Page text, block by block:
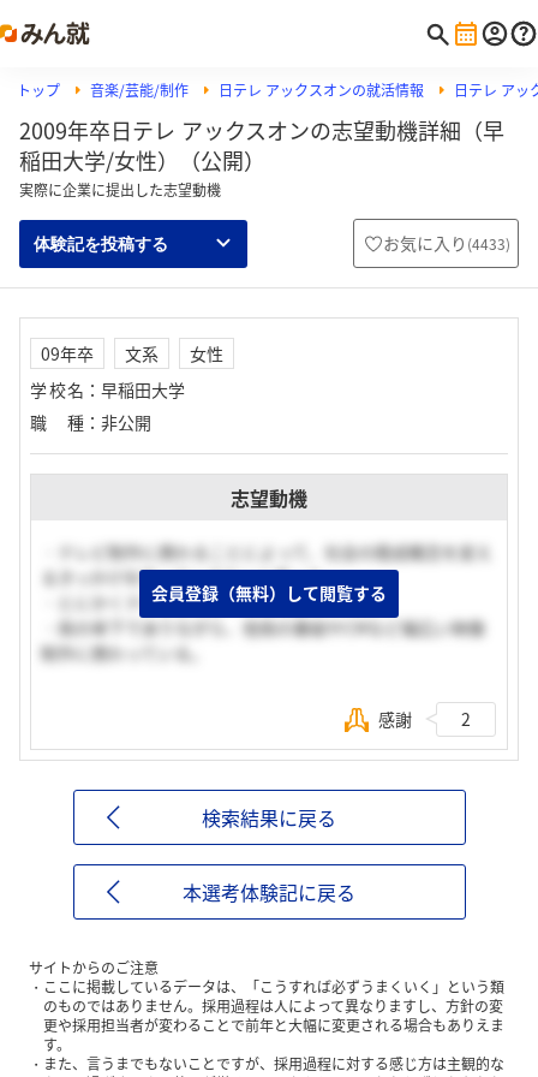
トップ 音楽/芸能/制作 日テレ アックスオンの就活情報 日テレ アッ
2009年卒日テレ アックスオンの志望動機詳細（早
稲田大学/女性）（公開）
実際に企業に提出した志望動機
体験記を投稿する お気に入り (4433)
09年卒 文系
女性
学校名 ： 早稲田大学
職種 ： 非公開
志望動機
・テレビ制作に携わることによって、社会の既成概念を変え
るきっかけを作っていきたいと思った。
・とにかくテレビが大好きだった。
・局の傘下でありながら、他局の番組やCMなど幅広い映像
制作に携わっている。
会員登録（無料）して閲覧する
感謝 2
検索結果に戻る
本選考体験記に戻る
サイトからのご注意
ここに掲載しているデータは、「こうすれば必ずうまくいく」という類
のものではありません。採用過程は人によって異なりますし、方針の変
更や採用担当者が変わることで前年と大幅に変更される場合もありえま
す。
また、言うまでもないことですが、採用過程に対する感じ方は主観的な